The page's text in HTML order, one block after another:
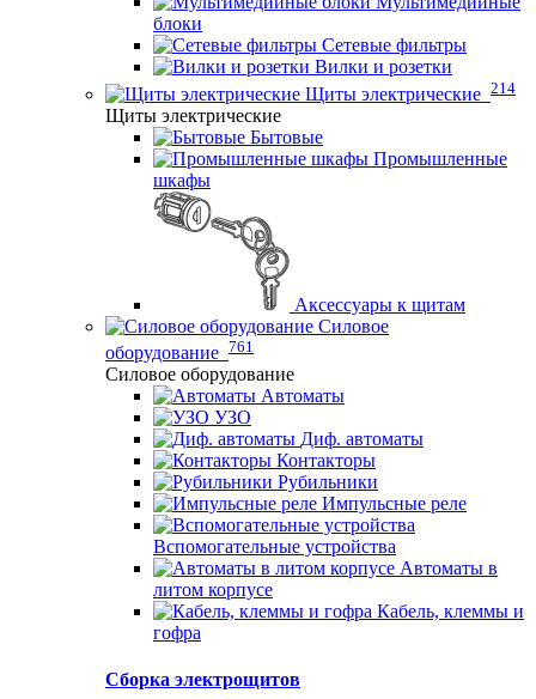
блоки
Сетевые фильтры
Вилки и розетки
Щиты электрические 214
Щиты электрические
Бытовые
Промышленные
шкафы
Аксессуары к щитам
Силовое
оборудование 761
Силовое оборудование
Автоматы
УЗО
Диф. автоматы
Контакторы
Рубильники
Импульсные реле
Вспомогательные устройства
Автоматы в
литом корпусе
Кабель, клеммы и
гофра
Сборка электрощитов